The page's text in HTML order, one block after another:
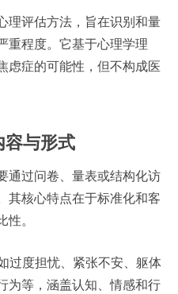
理评估方法，旨在识别和量
重程度。它基于心理学理
虑症的可能性，但不构成医
容与形式
通过问卷、量表或结构化访
其核心特点在于标准化和客
性。
过度担忧、紧张不安、躯体
为等，涵盖认知、情感和行